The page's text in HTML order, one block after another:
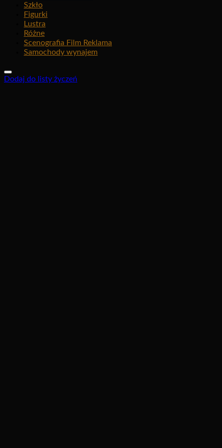
Szkło
Figurki
Lustra
Różne
Scenografia Film Reklama
Samochody wynajem
Dodaj do listy życzeń